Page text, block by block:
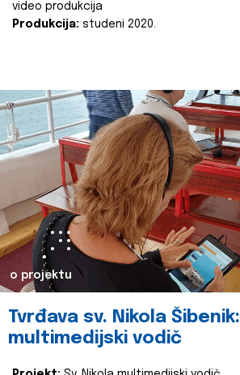
video produkcija
Produkcija: studeni 2020.
o projektu
Tvrđava sv. Nikola Šibenik:
multimedijski vodič